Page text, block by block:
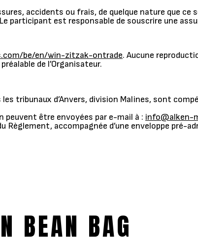
accidents ou frais, de quelque nature que
participant est responsable de souscrire une
be/en/win-zitzak-ontrade. Aucune
de l’Organisateur.
tribunaux d’Anvers, division Malines, sont
peuvent être envoyées par e-mail à : info@alken-
accompagnée d’une enveloppe pré-
BEAN BAG